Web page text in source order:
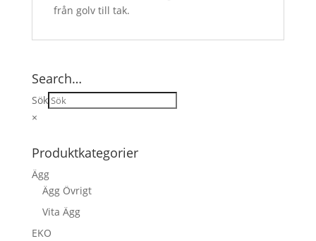
från golv till tak.
Search…
Sök
×
Produktkategorier
Ägg
Ägg Övrigt
Vita Ägg
EKO